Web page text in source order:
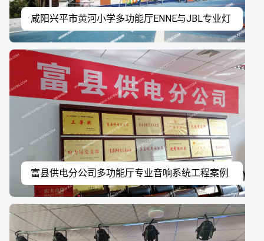
咸阳兴平市黄河小学多功能厅ENNE与JBL专业灯
光音响系统工程案例
富县供电分公司多功能厅专业音响系统工程案例